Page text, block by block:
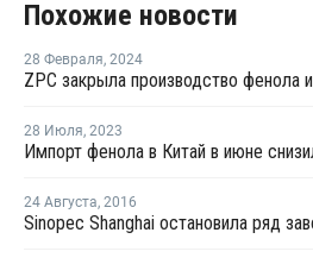
Похожие новости
28 Февраля, 2024
28 Июля, 2023
Импорт фенола в Китай в июне
24 Августа, 2016